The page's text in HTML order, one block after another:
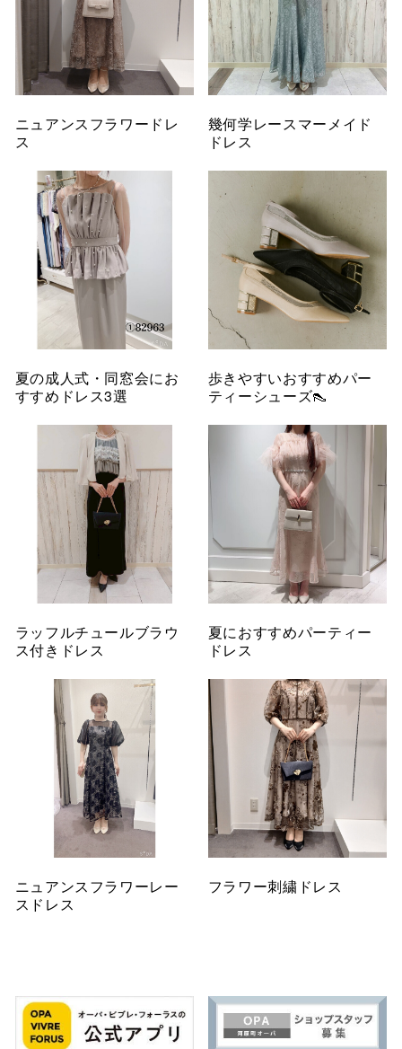
ニュアンスフラワードレ
ス
幾何学レースマーメイド
ドレス
夏の成人式・同窓会にお
すすめドレス3選
歩きやすいおすすめパー
ティーシューズ👠
ラッフルチュールブラウ
ス付きドレス
夏におすすめパーティー
ドレス
ニュアンスフラワーレー
スドレス
フラワー刺繍ドレス